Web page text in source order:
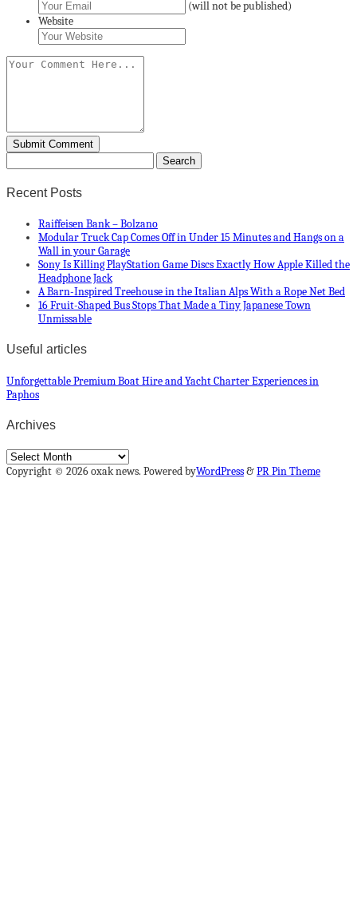
(will not be published)
Website
Recent Posts
Raiffeisen Bank – Bolzano
Modular Truck Cap Comes Off in Under 15 Minutes and Hangs on a
Wall in your Garage
Sony Is Killing PlayStation Game Discs Exactly How Apple Killed the
Headphone Jack
A Barn-Inspired Treehouse in the Italian Alps With a Rope Net Bed
16 Fruit-Shaped Bus Stops That Made a Tiny Japanese Town
Unmissable
Useful articles
Unforgettable Premium Boat Hire and Yacht Charter Experiences in
Paphos
Archives
Archives
Copyright © 2026 oxak news. Powered byWordPress&PR Pin Theme